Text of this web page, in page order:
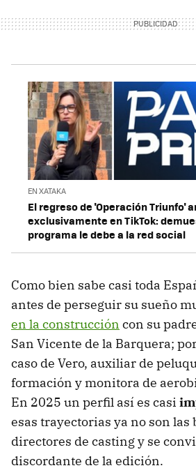
EN XATAKA
El regreso de 'Operación Triunfo'
exclusivamente en TikTok:
programa le debe a la red social
Como bien sabe casi toda
antes de perseguir su sueño
en la construcción con su
San Vicente de la Barquera;
caso de Vero, auxiliar de
formación y monitora de
En 2025 un perfil así es casi
esas trayectorias ya no son las
directores de casting y se
discordante de la edición.